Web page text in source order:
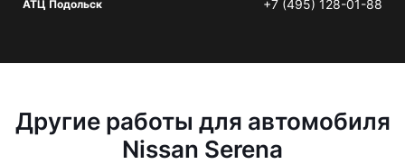
АТЦ Подольск +7 (495) 128-01-88
Другие работы для автомобиля
Nissan Serena